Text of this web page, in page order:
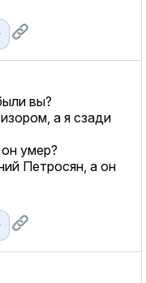
вы?
а я сзади
умер?
Петросян, а он